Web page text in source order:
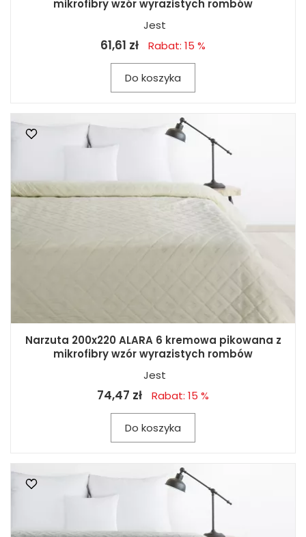
mikrofibry wzór wyrazistych rombów
Jest
61,61 zł Rabat: 15 %
Do koszyka
Narzuta 200x220 ALARA 6 kremowa pikowana z
mikrofibry wzór wyrazistych rombów
Jest
74,47 zł Rabat: 15 %
Do koszyka